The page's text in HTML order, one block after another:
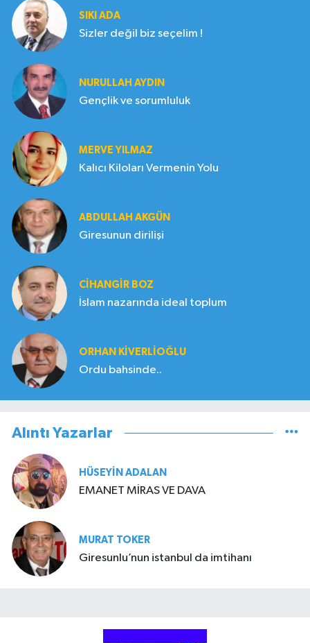
SIKI ADA
Sizler değil biz seçelim !
NURULLAH AYDIN
Gençlik ve sorumluluk
MERVE YILMAZ
Kalıcı Kiloları Vermenin Yolu
ABDULLAH AKGÜN
Giresunun dirilişi
CIHANGIR BOZ
İslam nazarında ideal toplum
ORHAN KIVERLIOĞLU
Ordu bahsinde..
Alıntı Yazarlar
HÜSEYIN ADALAN
EMANET MİRAS VE DAVA
MURAT TOKER
Giresunlu’nun istanbul da imtihanı